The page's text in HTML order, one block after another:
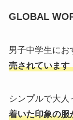
GLOBAL
男子中学生にお
売されています
シンプルで大人
着いた印象の服